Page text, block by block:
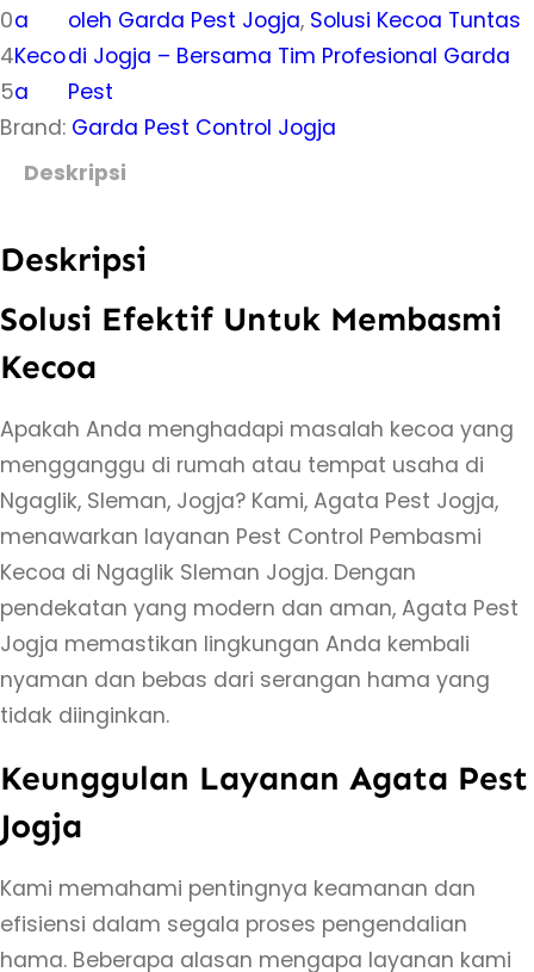
0
4
5
a
Keco
a
oleh Garda Pest Jogja, Solusi Kecoa Tuntas
di Jogja – Bersama Tim Profesional Garda
Pest
Brand: Garda Pest Control Jogja
Deskripsi
Deskripsi
Solusi Efektif Untuk Membasmi
Kecoa
Apakah Anda menghadapi masalah kecoa yang
mengganggu di rumah atau tempat usaha di
Ngaglik, Sleman, Jogja? Kami, Agata Pest Jogja,
menawarkan layanan Pest Control Pembasmi
Kecoa di Ngaglik Sleman Jogja. Dengan
pendekatan yang modern dan aman, Agata Pest
Jogja memastikan lingkungan Anda kembali
nyaman dan bebas dari serangan hama yang
tidak diinginkan.
Keunggulan Layanan Agata Pest
Jogja
Kami memahami pentingnya keamanan dan
efisiensi dalam segala proses pengendalian
hama. Beberapa alasan mengapa layanan kami